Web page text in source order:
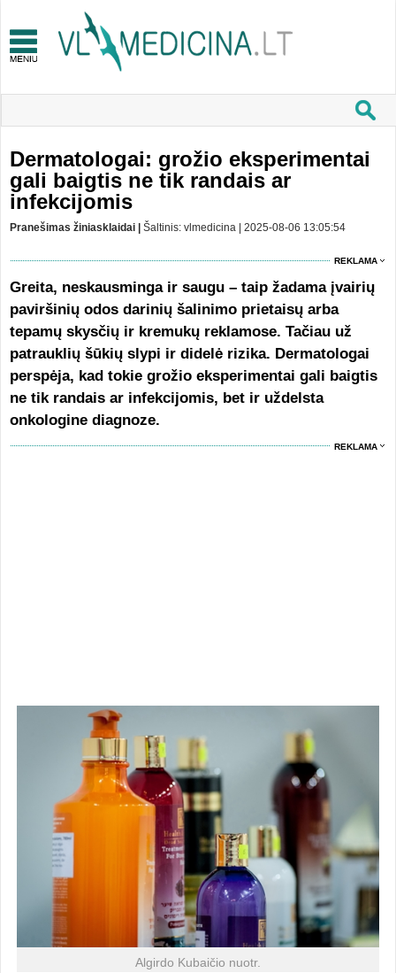
Dermatologai: grožio eksperimentai
gali baigtis ne tik randais ar
infekcijomis
Pranešimas žiniasklaidai | Šaltinis: vlmedicina | 2025-08-06 13:05:54
REKLAMA
Greita, neskausminga ir saugu – taip žadama įvairių
paviršinių odos darinių šalinimo prietaisų arba
tepamų skysčių ir kremukų reklamose. Tačiau už
patrauklių šūkių slypi ir didelė rizika. Dermatologai
perspėja, kad tokie grožio eksperimentai gali baigtis
ne tik randais ar infekcijomis, bet ir uždelsta
onkologine diagnoze.
REKLAMA
Algirdo Kubaičio nuotr.